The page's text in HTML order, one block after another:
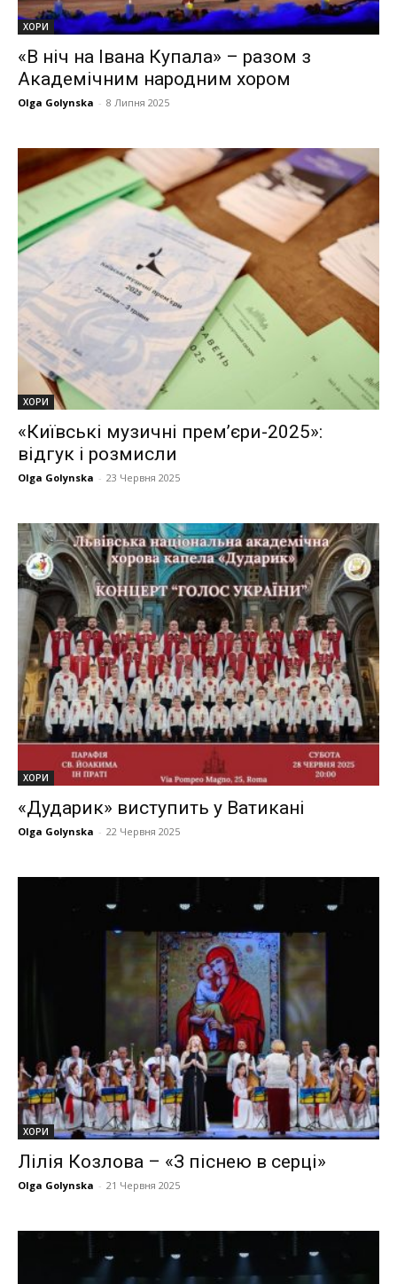
ХОРИ
«В ніч на Івана Купала» – разом з
Академічним народним хором
Olga Golynska - 8 Липня 2025
ХОРИ
«Київські музичні прем’єри-2025»:
відгук і розмисли
Olga Golynska - 23 Червня 2025
ХОРИ
«Дударик» виступить у Ватикані
Olga Golynska - 22 Червня 2025
ХОРИ
Лілія Козлова – «З піснею в серці»
Olga Golynska - 21 Червня 2025